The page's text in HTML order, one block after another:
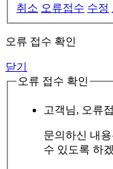
취소 오류접수 수정
오류 접수 확인
닫기
오류 접수 확인
고객님, 오류
문의하신 내
수 있도록 하